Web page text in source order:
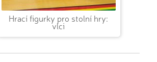
Hrací figurky pro stolní hry:
vlci